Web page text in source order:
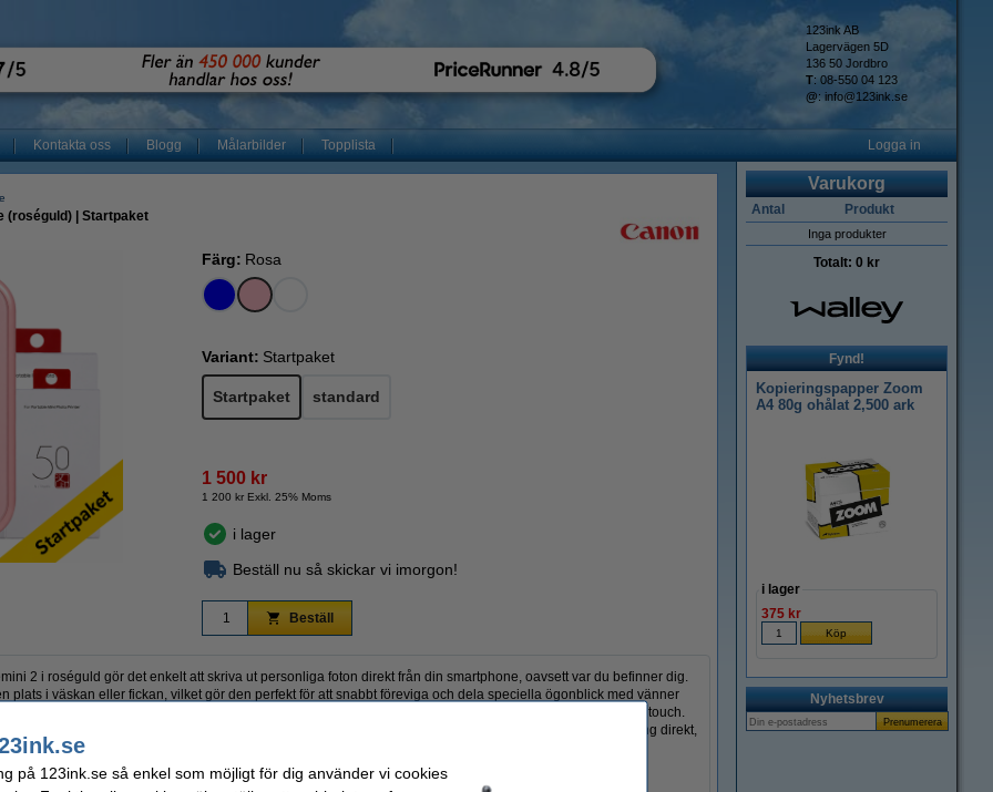
123ink AB
Lagervägen 5D
136 50 Jordbro
T: 08-550 04 123
@: info@123ink.se
Kontakta oss Blogg Målarbilder Topplista Logga in
(roséguld) | Startpaket
Färg: Rosa
Variant: Startpaket
Startpaket standard
1 500 kr
1 200 kr Exkl. 25% Moms
i lager
Beställ nu så skickar vi imorgon!
Beställ
2 i roséguld gör det enkelt att skriva ut personliga foton direkt från din smartphone, oavsett var du befinner dig.
plats i väskan eller fickan, vilket gör den perfekt för att snabbt föreviga och dela speciella ögonblick med vänner
och kan med Canon Mini Print-appen lägga till text, filter eller ramar för att ge dina bilder en personlig touch.
utan bläck och laddas snabbt med USB-C. Startpaketet innehåller allt du behöver för att komma igång direkt,
C-kabel.
för utskrift var som helst och när som helst.
Varukorg
Antal Produkt
Inga produkter
Totalt: 0 kr
Fynd!
Kopieringspapper Zoom
A4 80g ohålat 2,500 ark
i lager
375 kr
Nyhetsbrev
på 123ink.se så enkel som möjligt för dig använder vi cookies